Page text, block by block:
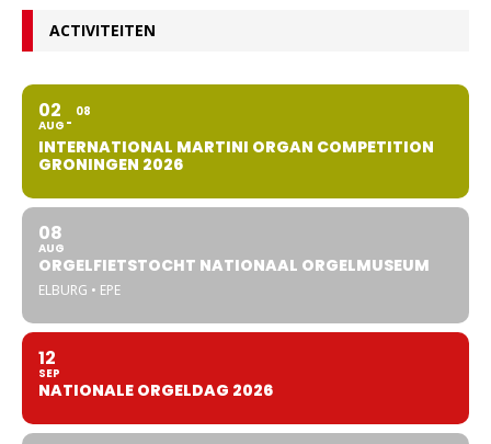
ACTIVITEITEN
02
AUG
08
INTERNATIONAL MARTINI ORGAN COMPETITION
GRONINGEN 2026
08
AUG
ORGELFIETSTOCHT NATIONAAL ORGELMUSEUM
ELBURG • EPE
12
SEP
NATIONALE ORGELDAG 2026